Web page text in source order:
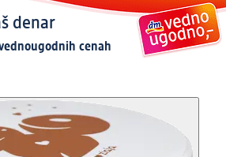
denar
cenah